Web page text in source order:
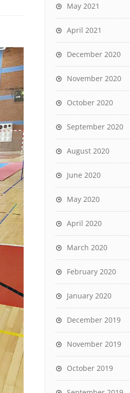
May 2021
April 2021
December 2020
November 2020
October 2020
September 2020
August 2020
June 2020
May 2020
April 2020
March 2020
February 2020
January 2020
December 2019
November 2019
October 2019